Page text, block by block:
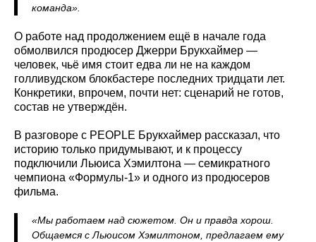
команда».
О работе над продолжением ещё в начале года
обмолвился продюсер Джерри Брукхаймер —
человек, чьё имя стоит едва ли не на каждом
голливудском блокбастере последних тридцати лет.
Конкретики, впрочем, почти нет: сценарий не готов,
состав не утверждён.
В разговоре с PEOPLE Брукхаймер рассказал, что
историю только придумывают, и к процессу
подключили Льюиса Хэмилтона — семикратного
чемпиона «Формулы-1» и одного из продюсеров
фильма.
«Мы работаем над сюжетом. Он и правда хорош.
Общаемся с Льюисом Хэмилтоном, предлагаем ему